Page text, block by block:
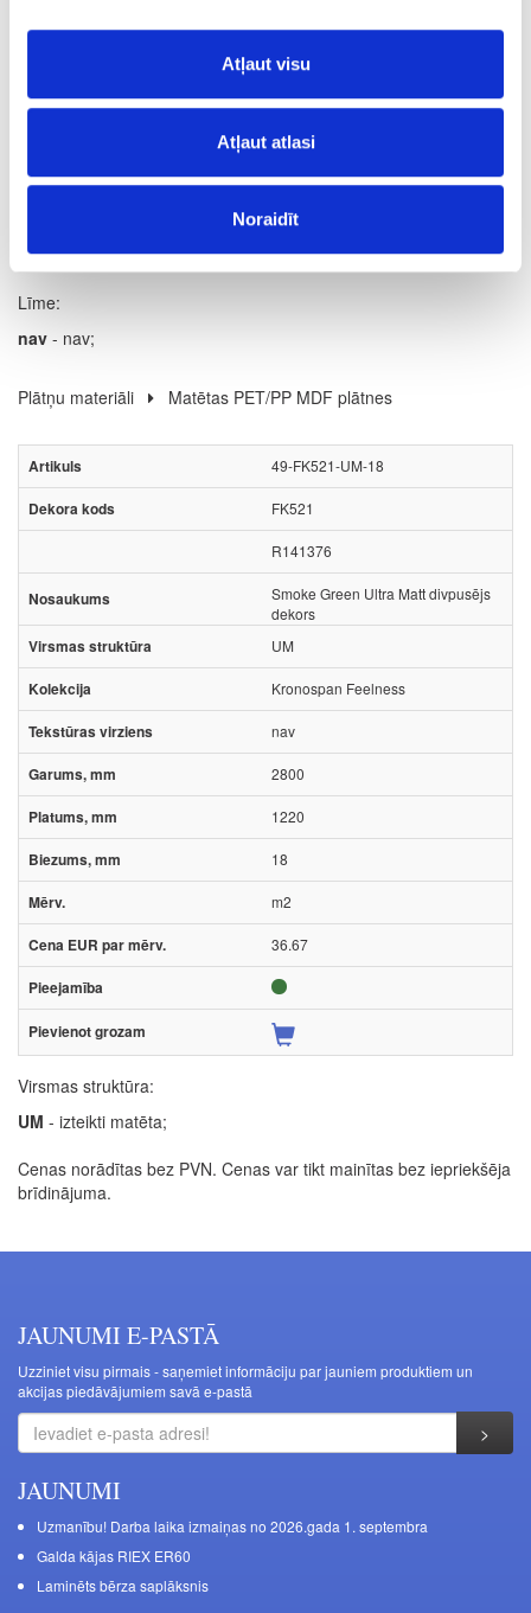
Atļaut visu
Atļaut atlasi
Noraidīt
m
0.824
MATT- matēts;
Līme:
nav - nav;
Plātņu materiāli Matētas PET/PP MDF plātnes
49-FK521-UM-18
FK521
R141376
Smoke Green Ultra Matt divpusējs
dekors
UM
Kronospan Feelness
nav
2800
1220
18
m2
36.67
Virsmas struktūra:
UM - izteikti matēta;
Cenas norādītas bez PVN. Cenas var tikt mainītas bez iepriekšēja
brīdinājuma.
JAUNUMI E-PASTĀ
Uzziniet visu pirmais - saņemiet informāciju par jauniem produktiem un
akcijas piedāvājumiem savā e-pastā
JAUNUMI
Uzmanību! Darba laika izmaiņas no 2026.gada 1. septembra
Galda kājas RIEX ER60
Laminēts bērza saplāksnis